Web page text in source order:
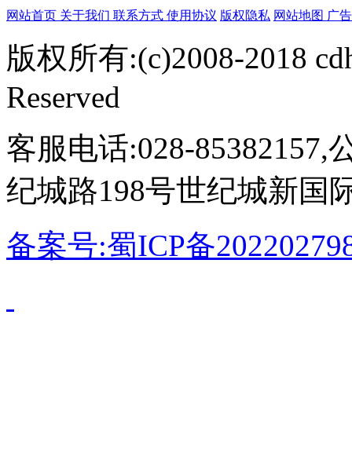
网站首页 关于我们 联系方式 使用协议 版权隐私 网站地图 广
版权所有:(c)2008-2018
Reserved
客服电话:028-85382157,
纪城路198号世纪城新国
备案号:蜀ICP备